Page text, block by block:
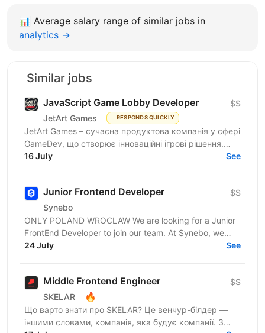
📊 Average salary range of similar jobs in
analytics →
Similar jobs
JavaScript Game Lobby Developer
JetArt Games RESPONDS QUICKLY
$$
JetArt Games – сучасна продуктова компанія у сфері
GameDev, що створює інноваційні ігрові рішення.
Шукаємо JavaScript Developer, якому затісно в
16 July See
Junior Frontend Developer
Synebo
$$
ONLY POLAND WROCLAW We are looking for a Junior
FrontEnd Developer to join our team. At Synebo, we
deliver Salesforce solutions with quality,...
24 July See
Middle Frontend Engineer
SKELAR 🔥
$$
Що варто знати про SKELAR? Це венчур-білдер —
іншими словами, компанія, яка будує компанії. З